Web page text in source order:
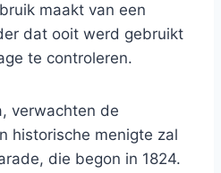
maakt van een
dat ooit werd gebruikt
te controleren.
verwachten de
historische menigte zal
die begon in 1824.